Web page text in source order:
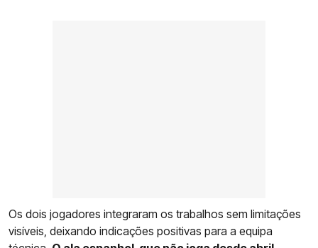
Os dois jogadores integraram os trabalhos sem limitações
visíveis, deixando indicações positivas para a equipa